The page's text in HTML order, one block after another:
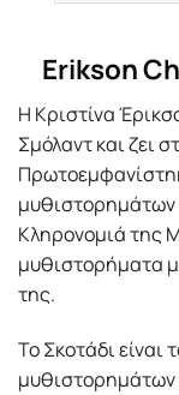
Erikson
Η Κριστίνα
Σμόλαντ και ζει
μυθιστορημάτων
Κληρονομιά της
μυθιστορήματα
της.
Το Σκοτάδι είναι
μυθιστορημάτων